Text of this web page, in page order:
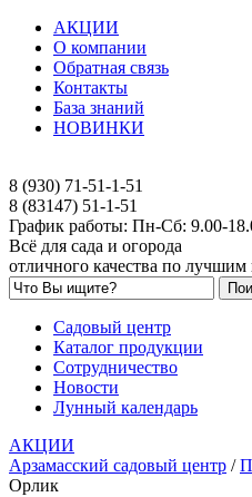
АКЦИИ
О компании
Обратная связь
Контакты
База знаний
НОВИНКИ
8 (930) 71-51-1-51
8 (83147) 51-1-51
График работы: Пн-Сб: 9.00-
Всё для сада и огорода
отличного качества по лучшим
Садовый центр
Каталог продукции
Сотрудничество
Новости
Лунный календарь
АКЦИИ
Арзамасский садовый центр /
Орлик